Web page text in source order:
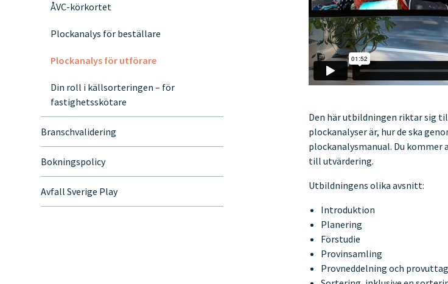
ÅVC-körkortet
Plockanalys för beställare
Plockanalys för utförare
Din roll i källsorteringen – för
fastighetsskötare
Branschvalidering
Bokningspolicy
Avfall Sverige Play
Den här utbildningen riktar sig
plockanalyser är, hur de ska
plockanalysmanual. Du
till utvärdering.
Utbildningens olika avsnitt:
Introduktion
Planering
Förstudie
Provinsamling
Provneddelning och provuttag